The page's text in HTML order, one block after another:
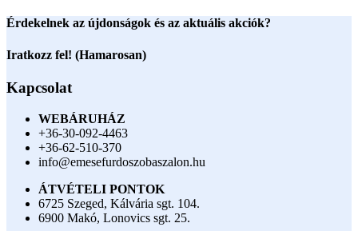
Érdekelnek az újdonságok és az aktuális akciók?
Iratkozz fel! (Hamarosan)
Kapcsolat
WEBÁRUHÁZ
+36-30-092-4463
+36-62-510-370
info@emesefurdoszobaszalon.hu
ÁTVÉTELI PONTOK
6725 Szeged, Kálvária sgt. 104.​
6900 Makó, Lonovics sgt. 25.